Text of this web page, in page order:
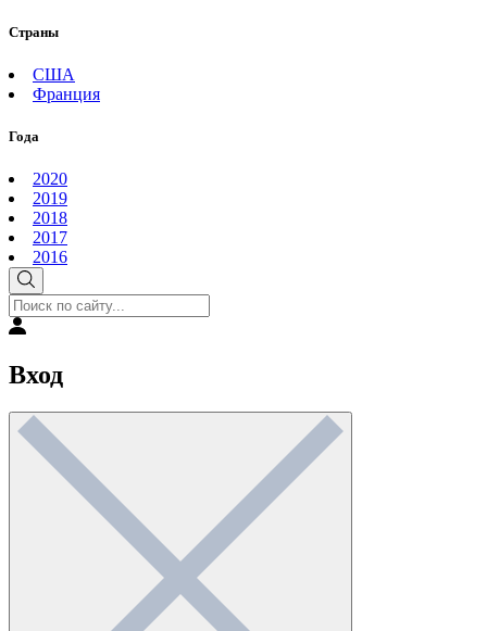
Страны
США
Франция
Года
2020
2019
2018
2017
2016
Вход